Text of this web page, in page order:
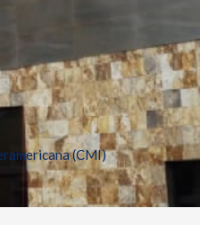
(CMI)